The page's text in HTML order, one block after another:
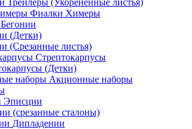
Фиалки Химеры
Бегонии
(Детки)
(Срезанные листья)
Стрептокарпусы
(Детки)
Акционные наборы
Эписции
(срезанные сталоны)
Дипладении